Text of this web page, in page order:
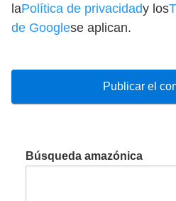
laPolítica de privacidady los
de Googlese aplican.
Búsqueda amazónica